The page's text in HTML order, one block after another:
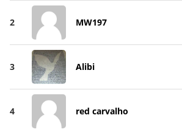
2 MW197
3 Alibi
4 red carvalho